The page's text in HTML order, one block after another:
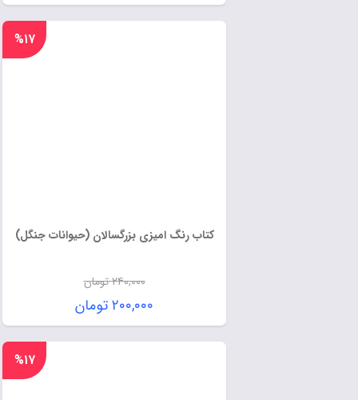
کتاب رنگ امیزی بزرگسالان (حیوانات جنگل)
۲۴۰,۰۰۰تومان
۲۰۰,۰۰۰تومان
%۱۷
%۱۷